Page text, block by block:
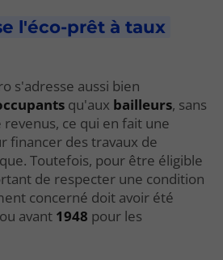
l'éco-prêt à taux
s'adresse aussi bien
qu'aux bailleurs, sans
ce qui en fait une
financer des travaux de
Toutefois, pour être éligible
de respecter une condition
concerné doit avoir été
avant 1948 pour les